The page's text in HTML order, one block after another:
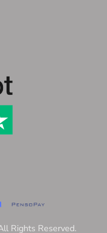
Rights Reserved.